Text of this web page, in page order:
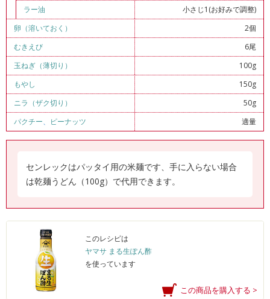
ラー油
小さじ1(お好みで調整)
卵（溶いておく）
2個
むきえび
6尾
玉ねぎ（薄切り）
100g
もやし
150g
ニラ（ザク切り）
50g
パクチー、 ピーナッツ 適量
センレックはパッタイ用の米麺です、手に入らない場合
は乾麺うどん（100g）で代用できます。
このレシピは
ヤマサ まる生ぽん酢
を使っています
この商品を購入する >